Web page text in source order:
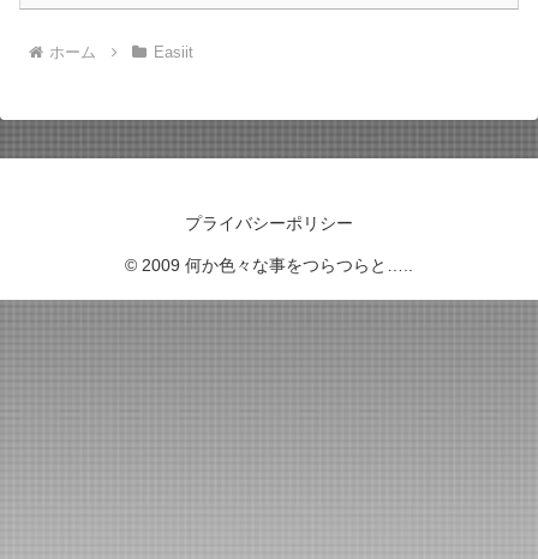
ホーム Easiit
プライバシーポリシー
© 2009 何か色々な事をつらつらと…..